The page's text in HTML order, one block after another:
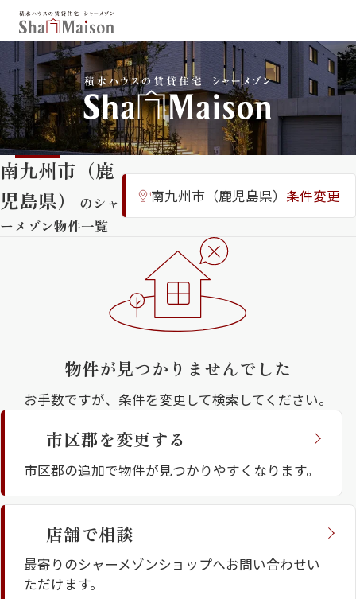
保存した条件
お気に入り
新着メール設定
最近見た物件
北海道 東北
関東
中部
関西
中国・四国
九州
通勤・通学時間から探す
南九州市（鹿
児島県）
のシャ
ーメゾン物件一覧
南九州市（鹿児島県） 条件変更
物件が見つかりませんでした
お手数ですが、条件を変更して検索してください。
市区郡を変更する
市区郡の追加で物件が見つかりやすくなります。
店舗で相談
最寄りのシャーメゾンショップへお問い合わせい
ただけます。